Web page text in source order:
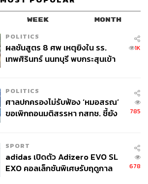
WEEK MONTH
POLITICS
ผลชันสูตร 8 ศพ เหตุยิงใน รร.
เทพศิรินทร์ นนทบุรี พบกระสุนเข้า
1K
POLITICS
ศาลปกครองไม่รับฟ้อง ‘หมอสรณ’
ขอเพิกถอนมติสรรหา กสทช. ชี้ยัง
785
SPORT
adidas เปิดตัว Adizero EVO SL
EXO คอลเล็กชันพิเศษรับฤดูกาล
678